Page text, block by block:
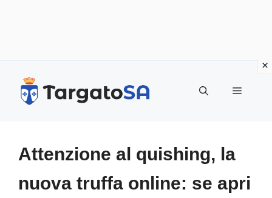
Menu
Attenzione al quishing, la
nuova truffa online: se apri